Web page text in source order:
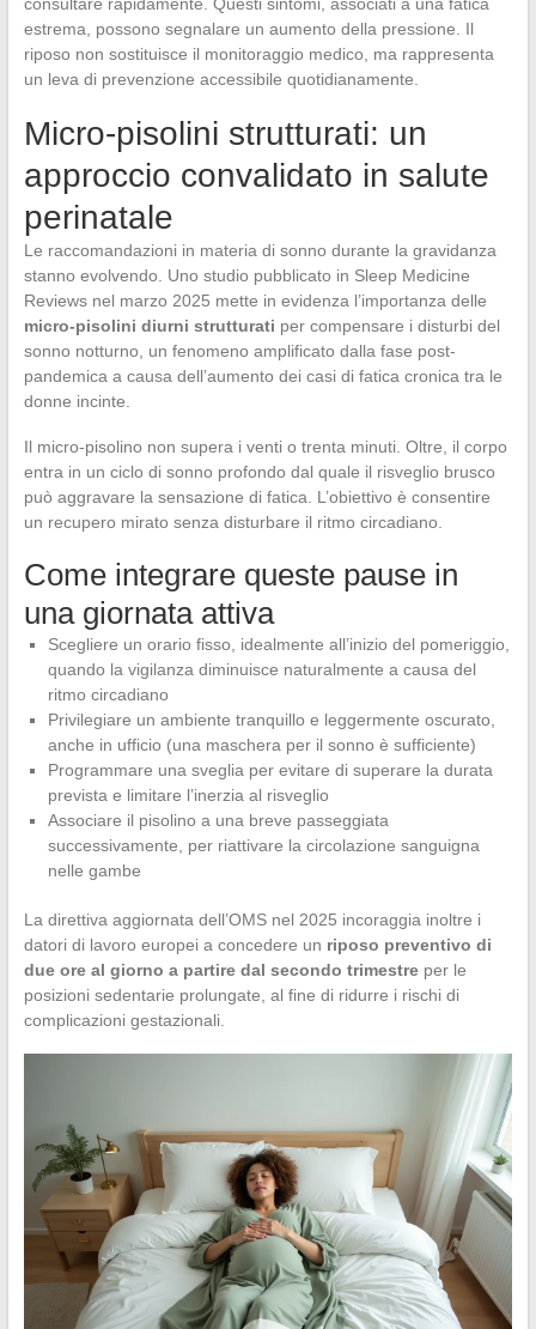
estrema, possono segnalare un aumento della pressione. Il
riposo non sostituisce il monitoraggio medico, ma rappresenta
un leva di prevenzione accessibile quotidianamente.
Micro-pisolini strutturati: un
approccio convalidato in salute
perinatale
Le raccomandazioni in materia di sonno durante la gravidanza
stanno evolvendo. Uno studio pubblicato in Sleep Medicine
Reviews nel marzo 2025 mette in evidenza l’importanza delle
micro-pisolini diurni strutturati per compensare i disturbi del
sonno notturno, un fenomeno amplificato dalla fase post-
pandemica a causa dell’aumento dei casi di fatica cronica tra le
donne incinte.
Il micro-pisolino non supera i venti o trenta minuti. Oltre, il corpo
entra in un ciclo di sonno profondo dal quale il risveglio brusco
può aggravare la sensazione di fatica. L’obiettivo è consentire
un recupero mirato senza disturbare il ritmo circadiano.
Come integrare queste pause in
una giornata attiva
Scegliere un orario fisso, idealmente all’inizio del pomeriggio,
quando la vigilanza diminuisce naturalmente a causa del
ritmo circadiano
Privilegiare un ambiente tranquillo e leggermente oscurato,
anche in ufficio (una maschera per il sonno è sufficiente)
Programmare una sveglia per evitare di superare la durata
prevista e limitare l’inerzia al risveglio
Associare il pisolino a una breve passeggiata
successivamente, per riattivare la circolazione sanguigna
nelle gambe
La direttiva aggiornata dell’OMS nel 2025 incoraggia inoltre i
datori di lavoro europei a concedere un riposo preventivo di
due ore al giorno a partire dal secondo trimestreper le
posizioni sedentarie prolungate, al fine di ridurre i rischi di
complicazioni gestazionali.